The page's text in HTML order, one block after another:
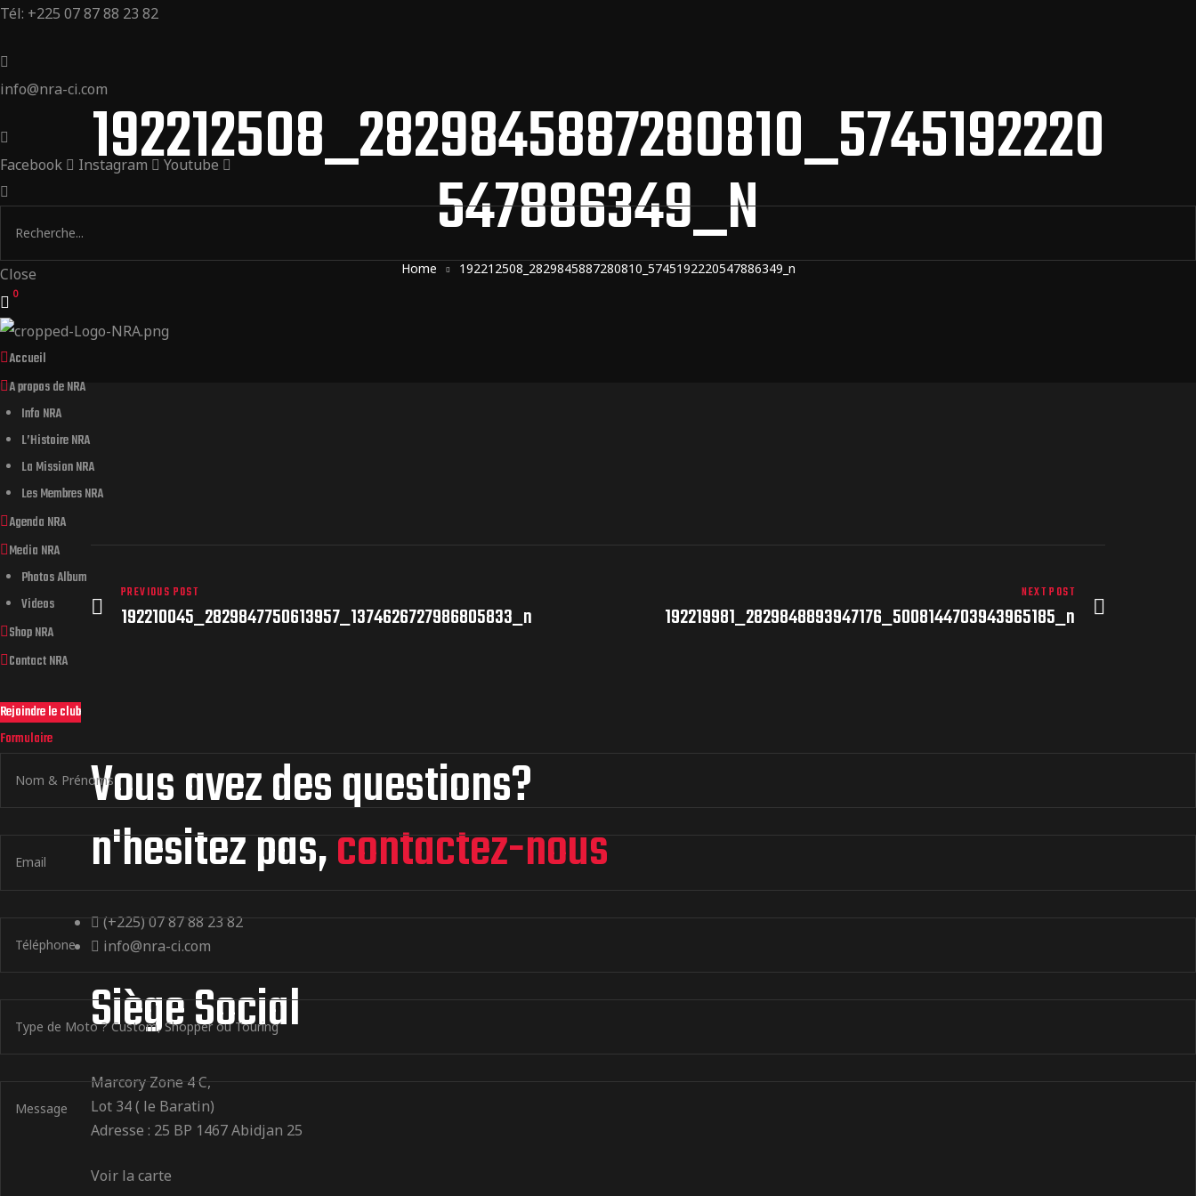
Tél: +225 07 87 88 23 82
info@nra-ci.com
Facebook Instagram Youtube
Close
0
Accueil
A propos de NRA
Info NRA
L’Histoire NRA
La Mission NRA
Les Membres NRA
Agenda NRA
Media NRA
Photos Album
Videos
Shop NRA
Contact NRA
Rejoindre le club
Formulaire
192212508_2829845887280810_5745192220
547886349_N
Home 192212508_2829845887280810_5745192220547886349_n
PREVIOUS POST
192210045_2829847750613957_1374626727986805833_n
NEXT POST
192219981_2829848893947176_5008144703943965185_n
Vous avez des questions?
n'hesitez pas,contactez-nous
(+225) 07 87 88 23 82
info@nra-ci.com
Siège Social
Marcory Zone 4 C,
Lot 34 ( le Baratin)
Adresse : 25 BP 1467 Abidjan 25
Voir la carte